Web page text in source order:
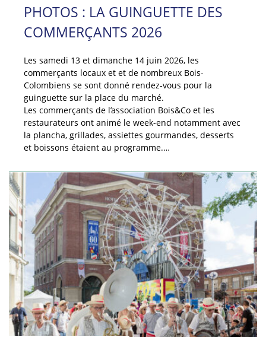
PHOTOS : LA GUINGUETTE DES
COMMERÇANTS 2026
Les samedi 13 et dimanche 14 juin 2026, les
commerçants locaux et et de nombreux Bois-
Colombiens se sont donné rendez-vous pour la
guinguette sur la place du marché.
Les commerçants de l’association Bois&Co et les
restaurateurs ont animé le week-end notamment avec
la plancha, grillades, assiettes gourmandes, desserts
et boissons étaient au programme.…